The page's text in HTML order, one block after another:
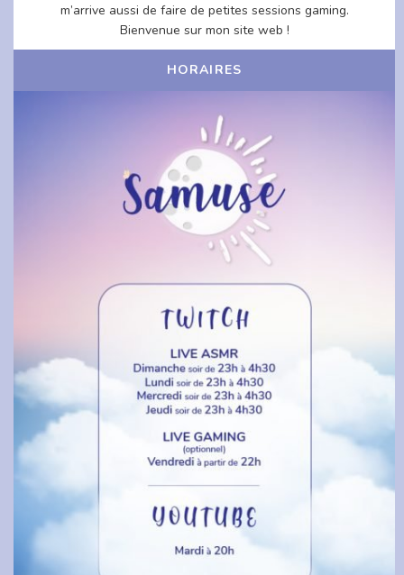
m’arrive aussi de faire de petites sessions gaming.
Bienvenue sur mon site web !
HORAIRES